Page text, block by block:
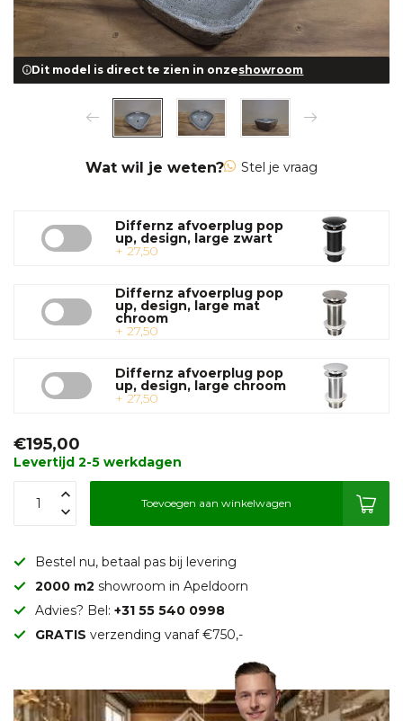
Dit model is direct te zien in onzeshowroom
Wat wil je weten? Stel je vraag
Differnz afvoerplug pop
up, design, large zwart
+ 27,50
Differnz afvoerplug pop
up, design, large mat
chroom
+ 27,50
Differnz afvoerplug pop
up, design, large chroom
+ 27,50
€195,00
Levertijd 2-5 werkdagen
Toevoegen aan winkelwagen
Bestel nu, betaal pas bij levering
2000 m2 showroom in Apeldoorn
Advies? Bel: +31 55 540 0998
GRATIS verzending vanaf €750,-